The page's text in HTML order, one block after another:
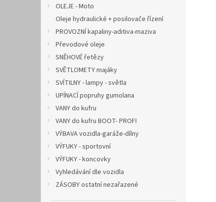
OLEJE - Moto
Oleje hydraulické + posilovače řízení
PROVOZNÍ kapaliny-aditiva-maziva
Převodové oleje
SNĚHOVÉ řetězy
SVĚTLOMETY majáky
SVÍTILNY - lampy - světla
UPÍNACÍ popruhy gumolana
VANY do kufru
VANY do kufru BOOT- PROFI
VÝBAVA vozidla-garáže-dílny
VÝFUKY - sportovní
VÝFUKY - koncovky
Vyhledávání dle vozidla
ZÁSOBY ostatní nezařazené